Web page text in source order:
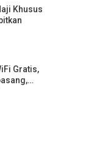
Khusus
Gratis,